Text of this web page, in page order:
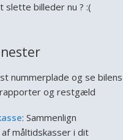
slette billeder nu ? :(
nummerplade og se bilens
og restgæld
: Sammenlign
måltidskasser i dit